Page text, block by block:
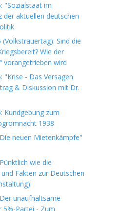
"Sozialstaat im
der aktuellen deutschen
Sind die
Wie der
vorangetrieben wird
"Krise - Das Versagen
& Diskussion mit Dr.
Kundgebung zum
1938
neuen Mietenkämpfe"
wie die
Fakten zur Deutschen
unaufhaltsame
5%-Partei - Zum